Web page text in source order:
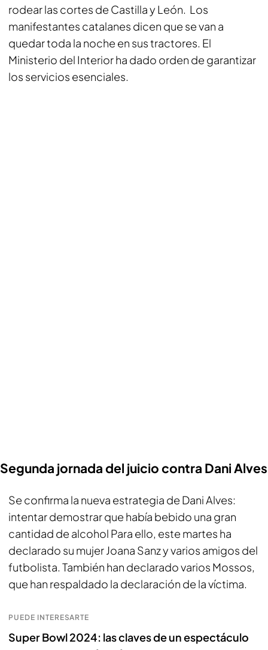
rodear las cortes de Castilla y León. Los
manifestantes catalanes dicen que se van a
quedar toda la noche en sus tractores. El
Ministerio del Interior ha dado orden de garantizar
los servicios esenciales.
Segunda jornada del juicio contra Dani Alves
Se confirma la nueva estrategia de Dani Alves:
intentar demostrar que había bebido una gran
cantidad de alcohol Para ello, este martes ha
declarado su mujer Joana Sanz y varios amigos del
futbolista. También han declarado varios Mossos,
que han respaldado la declaración de la víctima.
PUEDE INTERESARTE
Super Bowl 2024: las claves de un espectáculo